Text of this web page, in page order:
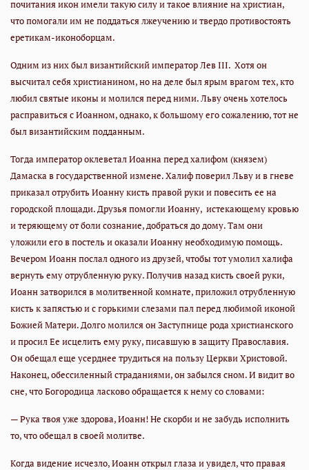
почитания икон имели такую силу и такое влияние на христиан,
что помогали им не поддаться лжеучению и твердо противостоять
еретикам-иконоборцам.
Одним из них был византийский император Лев III. Хотя он
высчитал себя христианином, но на деле был ярым врагом тех, кто
любил святые иконы и молился перед ними. Льву очень хотелось
расправиться с Иоанном, однако, к большому его сожалению, тот не
был византийским подданным.
Тогда император оклеветал Иоанна перед халифом (князем)
Дамаска в государственной измене. Халиф поверил Льву и в гневе
приказал отрубить Иоанну кисть правой руки и повесить ее на
городской площади. Друзья помогли Иоанну, истекающему кровью
и теряющему от боли сознание, добраться до дому. Там они
уложили его в постель и оказали Иоанну необходимую помощь.
Вечером Иоанн послал одного из друзей, чтобы тот умолил халифа
вернуть ему отрубленную руку. Получив назад кисть своей руки,
Иоанн затворился в молитвенной комнате, приложил отрубленную
кисть к запястью и с горькими слезами пал перед любимой иконой
Божией Матери. Долго молился он Заступнице рода христианского
и просил Ее исцелить ему руку, писавшую в защиту Православия.
Он обещал еще усерднее трудиться на пользу Церкви Христовой.
Наконец, обессиленный страданиями, он забылся сном. И видит во
сне, что Богородица ласково обращается к нему со словами:
— Рука твоя уже здорова, Иоанн! Не скорби и не забудь исполнить
то, что обещал в своей молитве.
Когда видение исчезло, Иоанн открыл глаза и увидел, что правая